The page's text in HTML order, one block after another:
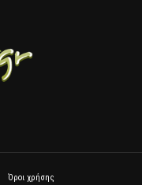
Όροι χρήσης